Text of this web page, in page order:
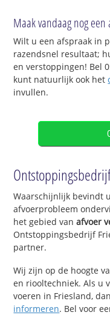
Maak vandaag nog een
Wilt u een afspraak in
razendsnel resultaat;
en verstoppingen! Bel
kunt natuurlijk ook het
invullen.
Waarschijnlijk bevindt
afvoerprobleem
het gebied vanafvoer
Ontstoppingsbedrijf
partner.
Wij zijn op de hoogte
en riooltechniek. Als u
voeren in Friesland,
informeren. Bel voor